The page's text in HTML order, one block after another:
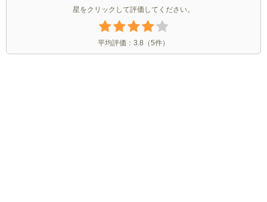
星をクリックして評価してください。
平均評価： 3.8 （5件）